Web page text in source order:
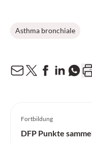
Asthma bronchiale
Fortbildung
DFP Punkte